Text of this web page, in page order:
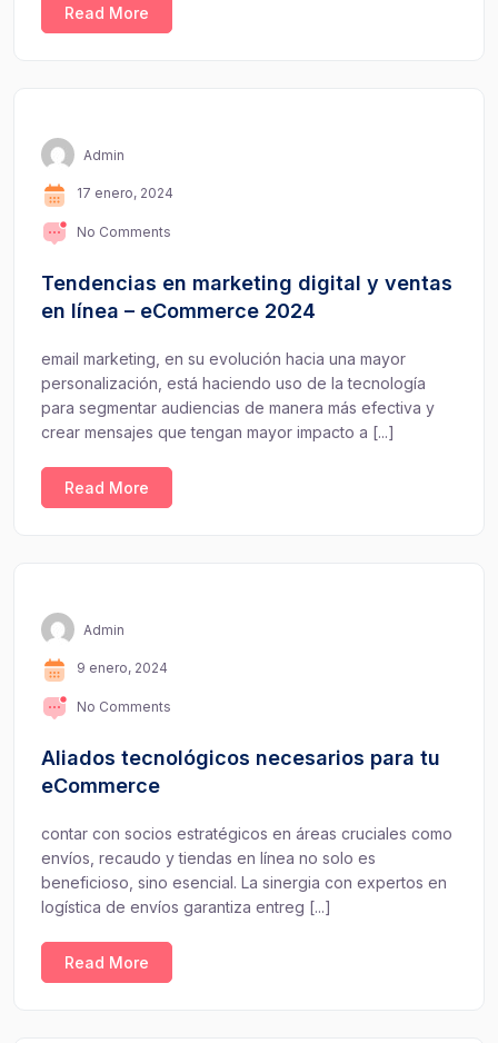
Read More
Admin
17 enero, 2024
No Comments
Tendencias en marketing digital y ventas
en línea – eCommerce 2024
email marketing, en su evolución hacia una mayor
personalización, está haciendo uso de la tecnología
para segmentar audiencias de manera más efectiva y
crear mensajes que tengan mayor impacto a [...]
Read More
Admin
9 enero, 2024
No Comments
Aliados tecnológicos necesarios para tu
eCommerce
contar con socios estratégicos en áreas cruciales como
envíos, recaudo y tiendas en línea no solo es
beneficioso, sino esencial. La sinergia con expertos en
logística de envíos garantiza entreg [...]
Read More